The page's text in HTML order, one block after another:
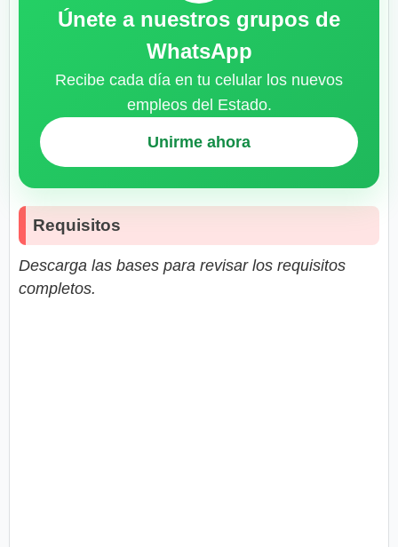
Únete a nuestros grupos de
WhatsApp
Recibe cada día en tu celular los nuevos
empleos del Estado.
Unirme ahora
Requisitos
Descarga las bases para revisar los requisitos
completos.